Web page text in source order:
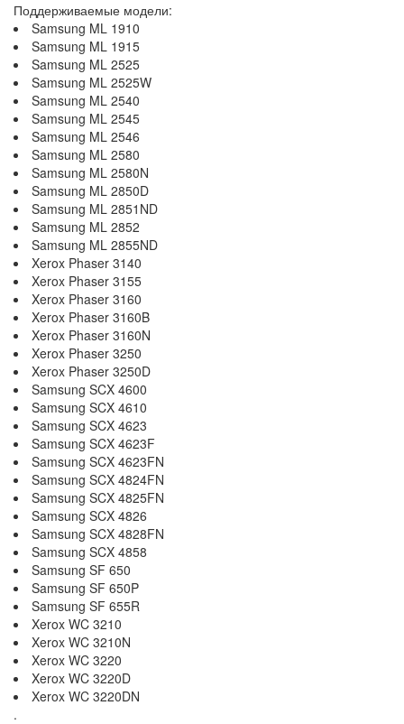
Поддерживаемые модели:
Samsung ML 1910
Samsung ML 1915
Samsung ML 2525
Samsung ML 2525W
Samsung ML 2540
Samsung ML 2545
Samsung ML 2546
Samsung ML 2580
Samsung ML 2580N
Samsung ML 2850D
Samsung ML 2851ND
Samsung ML 2852
Samsung ML 2855ND
Xerox Phaser 3140
Xerox Phaser 3155
Xerox Phaser 3160
Xerox Phaser 3160B
Xerox Phaser 3160N
Xerox Phaser 3250
Xerox Phaser 3250D
Samsung SCX 4600
Samsung SCX 4610
Samsung SCX 4623
Samsung SCX 4623F
Samsung SCX 4623FN
Samsung SCX 4824FN
Samsung SCX 4825FN
Samsung SCX 4826
Samsung SCX 4828FN
Samsung SCX 4858
Samsung SF 650
Samsung SF 650P
Samsung SF 655R
Xerox WC 3210
Xerox WC 3210N
Xerox WC 3220
Xerox WC 3220D
Xerox WC 3220DN
.